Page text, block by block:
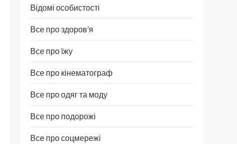
Відомі особистості
Все про здоров’я
Все про їжу
Все про кінематограф
Все про одяг та моду
Все про подорожі
Все про соцмережі